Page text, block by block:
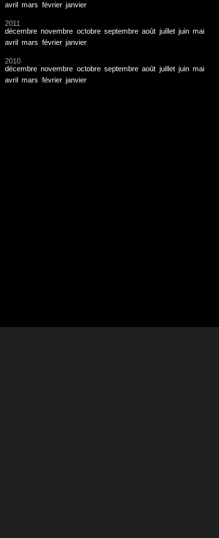
avril
mars février janvier
2011
décembre novembre octobre septembre août juillet juin mai
avril
mars février janvier
2010
décembre novembre octobre septembre août juillet juin mai
avril
mars février janvier